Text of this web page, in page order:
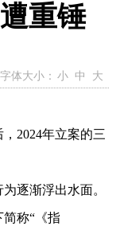
重锤
字体大小： 小 中 大
2024年立案的三
逐渐浮出水面。
称“《指